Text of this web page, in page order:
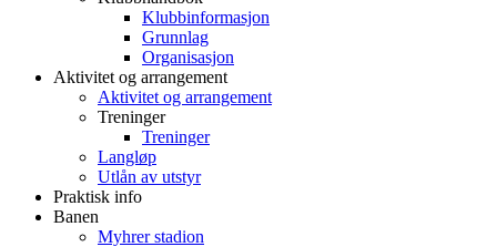
Klubbinformasjon
Grunnlag
Organisasjon
Aktivitet og arrangement
Aktivitet og arrangement
Treninger
Treninger
Langløp
Utlån av utstyr
Praktisk info
Banen
Myhrer stadion